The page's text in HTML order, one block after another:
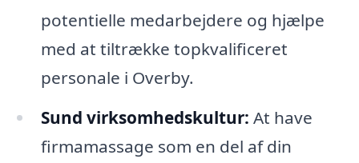
potentielle medarbejdere og hjælpe
med at tiltrække topkvalificeret
personale i Overby.
Sund virksomhedskultur: At have
firmamassage som en del af din